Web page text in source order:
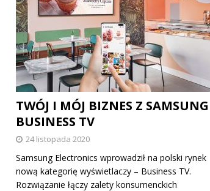
TWÓJ I MÓJ BIZNES Z SAMSUNG
BUSINESS TV
24 listopada 2020
Samsung Electronics wprowadził na polski rynek
nową kategorię wyświetlaczy – Business TV.
Rozwiązanie łączy zalety konsumenckich